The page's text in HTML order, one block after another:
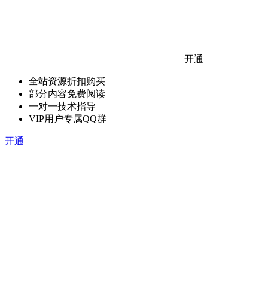
开通
全站资源折扣购买
部分内容免费阅读
一对一技术指导
VIP用户专属QQ群
开通